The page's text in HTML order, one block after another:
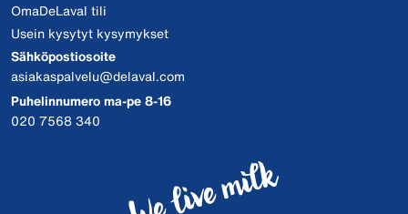
OmaDeLaval tili
Usein kysytyt kysymykset
Sähköpostiosoite
asiakaspalvelu@delaval.com
Puhelinnumero ma-pe 8-16
020 7568 340